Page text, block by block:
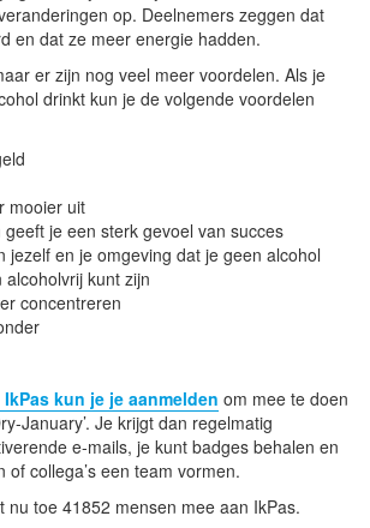
op. Deelnemers zeggen dat
en dat ze meer energie hadden.
er zijn nog veel meer voordelen. Als je
drinkt kun je de volgende voordelen
mooier uit
geeft je een sterk gevoel van succes
jezelf en je omgeving dat je geen alcohol
alcoholvrij kunt zijn
concentreren
kun je je aanmelden om mee te doen
January’. Je krijgt dan regelmatig
e-mails, je kunt badges behalen en
of collega’s een team vormen.
nu toe 41852 mensen mee aan IkPas.